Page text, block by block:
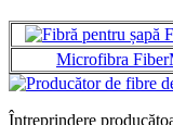
Microfibra
Întreprindere